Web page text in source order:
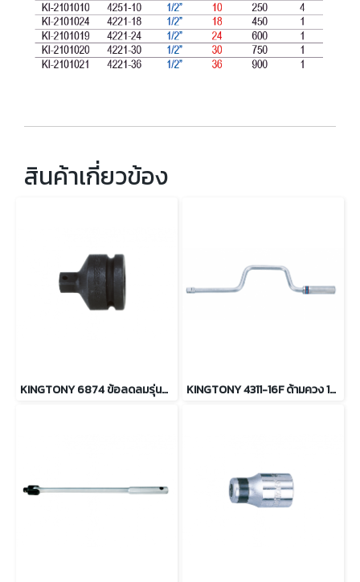
สินค้าเกี่ยวข้อง
KINGTONY 6874 ข้อลดลมรุ่นผอม ขนาด 3/4 เป็น 1/2 นิ้ว KINGTONY 4311-16F ด้ามควง 1/2" ความยาว 16-1/4 นิ้ว